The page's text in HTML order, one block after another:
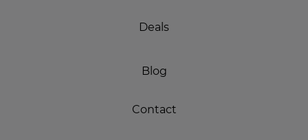
Deals
Blog
Contact